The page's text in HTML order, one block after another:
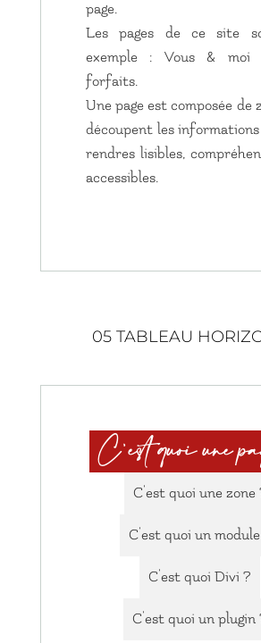
page.
Les pages de ce site
exemple : Vous & moi
forfaits.
Une page est composée de
découpent les
rendres lisibles,
accessibles.
05 TABLEAU
C'est quoi une
C'est quoi une zone
C'est quoi un
C'est quoi Divi ?
C'est quoi un plugin